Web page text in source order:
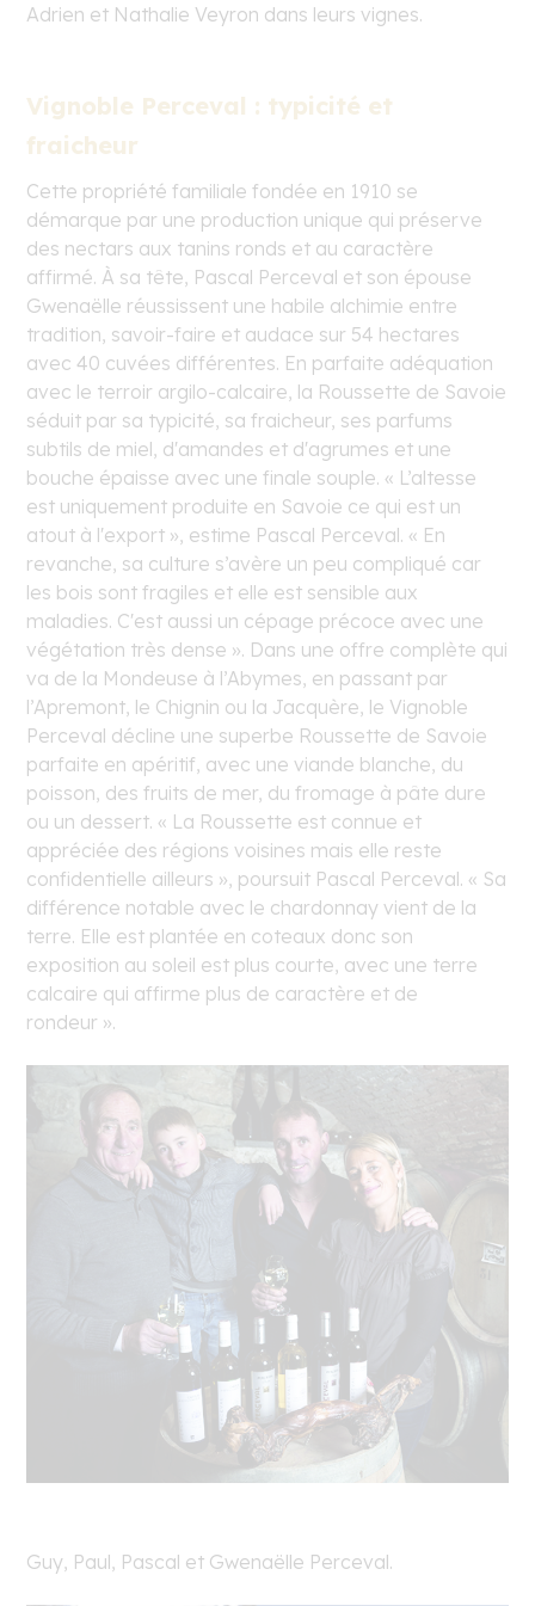
Adrien et Nathalie Veyron dans leurs vignes.
Vignoble Perceval : typicité et
fraicheur
Cette propriété familiale fondée en 1910 se
démarque par une production unique qui préserve
des nectars aux tanins ronds et au caractère
affirmé. À sa tête, Pascal Perceval et son épouse
Gwenaëlle réussissent une habile alchimie entre
tradition, savoir-faire et audace sur 54 hectares
avec 40 cuvées différentes. En parfaite adéquation
avec le terroir argilo-calcaire, la Roussette de Savoie
séduit par sa typicité, sa fraicheur, ses parfums
subtils de miel, d'amandes et d'agrumes et une
bouche épaisse avec une finale souple. « L’altesse
est uniquement produite en Savoie ce qui est un
atout à l'export », estime Pascal Perceval. « En
revanche, sa culture s’avère un peu compliqué car
les bois sont fragiles et elle est sensible aux
maladies. C'est aussi un cépage précoce avec une
végétation très dense ». Dans une offre complète qui
va de la Mondeuse à l’Abymes, en passant par
l’Apremont, le Chignin ou la Jacquère, le Vignoble
Perceval décline une superbe Roussette de Savoie
parfaite en apéritif, avec une viande blanche, du
poisson, des fruits de mer, du fromage à pâte dure
ou un dessert. « La Roussette est connue et
appréciée des régions voisines mais elle reste
confidentielle ailleurs », poursuit Pascal Perceval. « Sa
différence notable avec le chardonnay vient de la
terre. Elle est plantée en coteaux donc son
exposition au soleil est plus courte, avec une terre
calcaire qui affirme plus de caractère et de
rondeur ».
Guy, Paul, Pascal et Gwenaëlle Perceval.